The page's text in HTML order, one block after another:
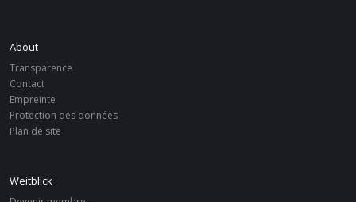
About
Transparence
Contact
Empreinte
Protection des données
Plan de site
Weitblick